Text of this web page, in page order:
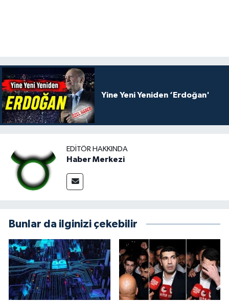
Yine Yeni Yeniden ‘Erdoğan'
EDITÖR HAKKINDA
Haber Merkezi
Bunlar da ilginizi çekebilir